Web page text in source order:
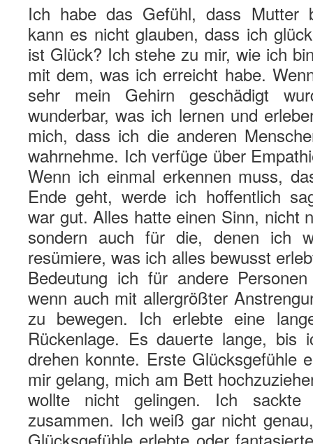
Ich habe das Gefühl, dass Mutter
kann es nicht glauben, dass ich
ist Glück? Ich stehe zu mir, wie ich
mit dem, was ich erreicht habe.
sehr mein Gehirn geschädigt
wunderbar, was ich lernen und
mich, dass ich die anderen
wahrnehme. Ich verfüge über
Wenn ich einmal erkennen muss,
Ende geht, werde ich hoffentlich
war gut. Alles hatte einen Sinn, nicht
sondern auch für die, denen ich
resümiere, was ich alles bewusst
Bedeutung ich für andere
wenn auch mit allergrößter
zu bewegen. Ich erlebte eine
Rückenlage. Es dauerte lange, bis
drehen konnte. Erste Glücksgefühle
mir gelang, mich am Bett
wollte nicht gelingen. Ich
zusammen. Ich weiß gar nicht